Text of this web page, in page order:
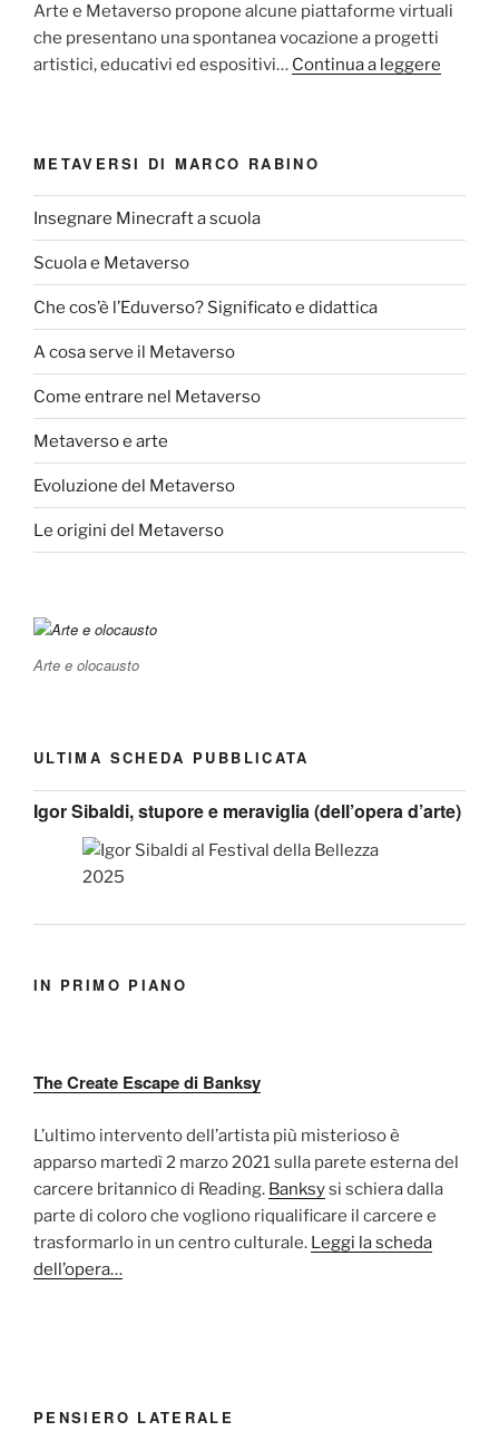
Arte e Metaverso propone alcune piattaforme virtuali
che presentano una spontanea vocazione a progetti
artistici, educativi ed espositivi… Continua a leggere
METAVERSI DI MARCO RABINO
Insegnare Minecraft a scuola
Scuola e Metaverso
Che cos’è l’Eduverso? Significato e didattica
A cosa serve il Metaverso
Come entrare nel Metaverso
Metaverso e arte
Evoluzione del Metaverso
Le origini del Metaverso
Arte e olocausto
ULTIMA SCHEDA PUBBLICATA
Igor Sibaldi, stupore e meraviglia (dell’opera d’arte)
IN PRIMO PIANO
The Create Escape di Banksy
L’ultimo intervento dell’artista più misterioso è
apparso martedì 2 marzo 2021 sulla parete esterna del
carcere britannico di Reading. Banksysi schiera dalla
parte di coloro che vogliono riqualificare il carcere e
trasformarlo in un centro culturale. Leggi la scheda
dell’opera…
PENSIERO LATERALE